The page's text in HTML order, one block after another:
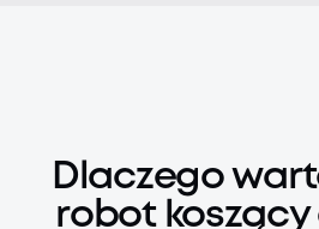
Robot, który
Twój ogród
Dlaczego
robot koszący